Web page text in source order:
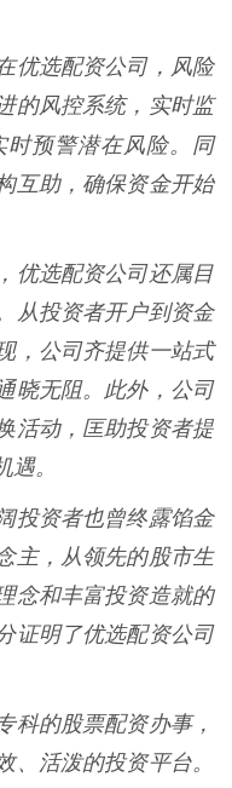
优选配资公司，风险
的风控系统，实时监
时预警潜在风险。同
互助，确保资金开始
优选配资公司还属目
从投资者开户到资金
，公司齐提供一站式
晓无阻。此外，公司
活动，匡助投资者提
。
投资者也曾终露馅金
主，从领先的股市生
念和丰富投资造就的
证明了优选配资公司
科的股票配资办事，
、活泼的投资平台。